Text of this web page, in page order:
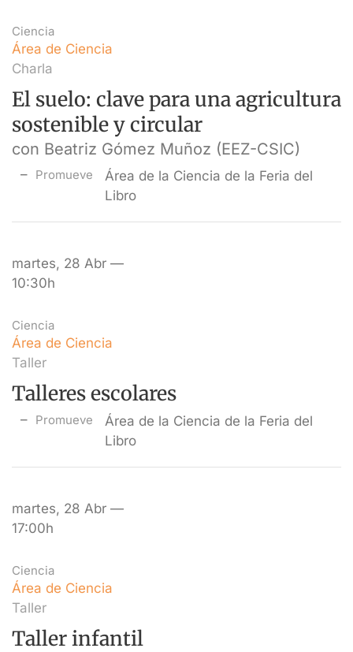
Ciencia
Área de Ciencia
Charla
El suelo: clave para una agricultura
sostenible y circular
con Beatriz Gómez Muñoz (EEZ-CSIC)
Promueve
Área de la Ciencia de la Feria del
Libro
martes, 28 Abr —
10:30h
Ciencia
Área de Ciencia
Taller
Talleres escolares
Promueve
Área de la Ciencia de la Feria del
Libro
martes, 28 Abr —
17:00h
Ciencia
Área de Ciencia
Taller
Taller infantil